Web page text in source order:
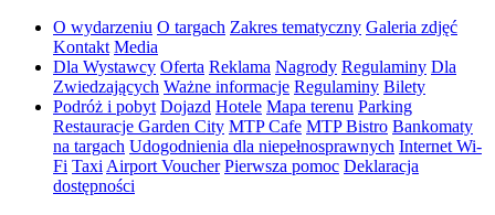
O wydarzeniu O targach Zakres tematyczny Galeria zdjęć
Kontakt Media
Dla Wystawcy Oferta Reklama Nagrody Regulaminy Dla
Zwiedzających Ważne informacje Regulaminy Bilety
Podróż i pobyt Dojazd Hotele Mapa terenu Parking
Restauracje Garden City MTP Cafe MTP Bistro Bankomaty
na targach Udogodnienia dla niepełnosprawnych Internet Wi-
Fi Taxi Airport Voucher Pierwsza pomoc Deklaracja
dostępności